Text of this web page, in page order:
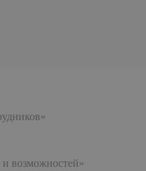
и возможностей»